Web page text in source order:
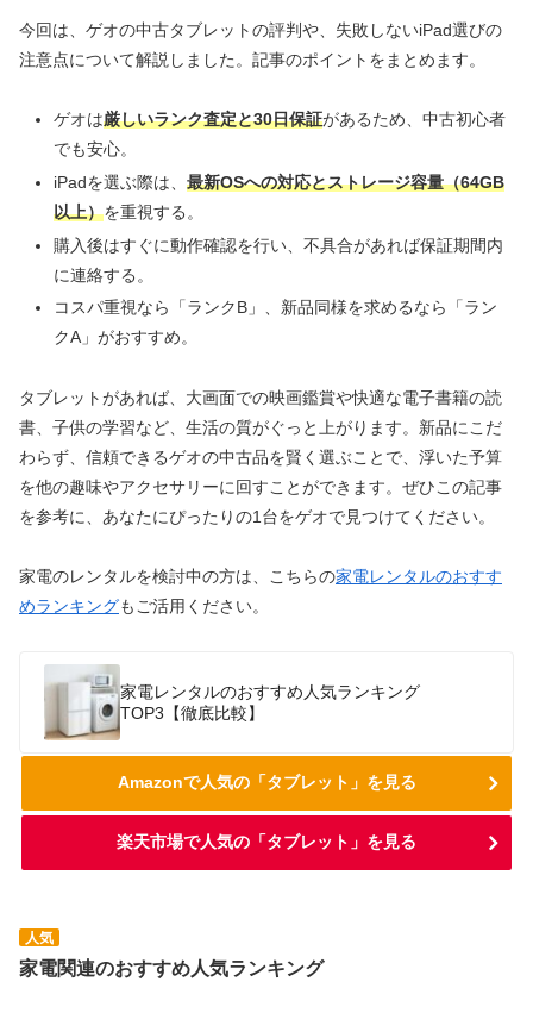
今回は、ゲオの中古タブレットの評判や、失敗しないiPad選びの
注意点について解説しました。記事のポイントをまとめます。
ゲオは厳しいランク査定と30日保証があるため、中古初心者
でも安心。
iPadを選ぶ際は、 最新OSへの対応とストレージ容量（64GB
以上）を重視する。
購入後はすぐに動作確認を行い、不具合があれば保証期間内
に連絡する。
コスパ重視なら「ランクB」、新品同様を求めるなら「ラン
クA」がおすすめ。
タブレットがあれば、大画面での映画鑑賞や快適な電子書籍の読
書、子供の学習など、生活の質がぐっと上がります。新品にこだ
わらず、信頼できるゲオの中古品を賢く選ぶことで、浮いた予算
を他の趣味やアクセサリーに回すことができます。ぜひこの記事
を参考に、あなたにぴったりの1台をゲオで見つけてください。
家電のレンタルを検討中の方は、こちらの家電レンタルのおすす
めランキングもご活用ください。
家電レンタルのおすすめ人気ランキング
TOP3【徹底比較】
Amazonで人気の「タブレット」を見る
楽天市場で人気の「タブレット」を見る
人気
家電関連のおすすめ人気ランキング